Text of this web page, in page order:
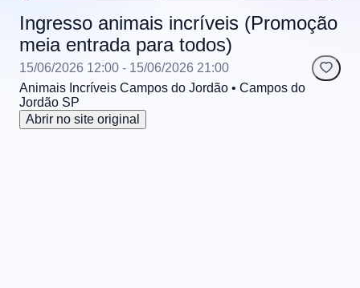
Ingresso animais incríveis (Promoção
meia entrada para todos)
15/06/2026 12:00 - 15/06/2026 21:00
Animais Incríveis Campos do Jordão • Campos do
Jordão SP
Abrir no site original